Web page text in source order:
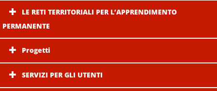
LE RETI TERRITORIALI PER L’APPRENDIMENTO
PERMANENTE
Progetti
SERVIZI PER GLI UTENTI